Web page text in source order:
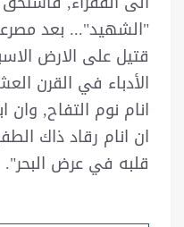
"الشهيد"... بعد
قتيل على الارض
الأدباء في القرن
انام نوم التفاح, وان
ان انام رقاد ذاك
قلبه في عرض البحر".